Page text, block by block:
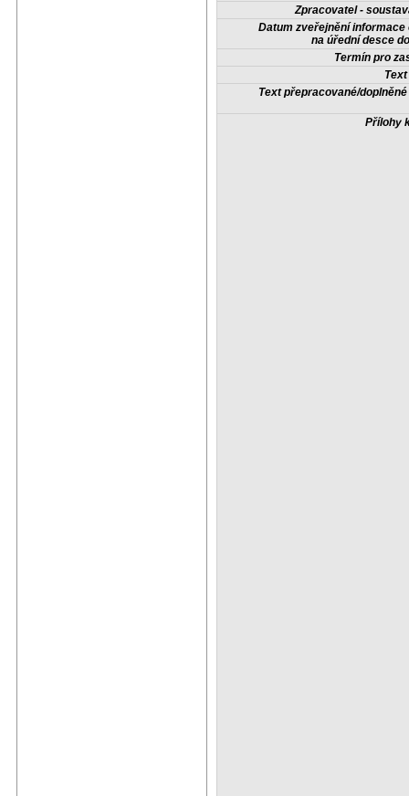
Zpracovatel -
Datum zveřejnění informace
na úřední desce
Termín pro
Text přepracované/
Přílohy